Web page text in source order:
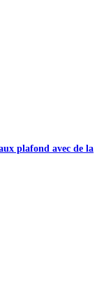
plafond avec de la